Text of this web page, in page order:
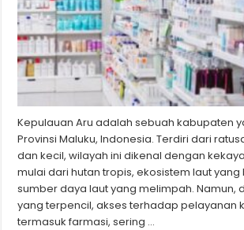
Kepulauan Aru adalah sebuah kabupaten
Provinsi Maluku, Indonesia. Terdiri dari
dan kecil, wilayah ini dikenal dengan
mulai dari hutan tropis, ekosistem laut
sumber daya laut yang melimpah. Namun,
yang terpencil, akses terhadap pelayanan
termasuk farmasi, sering …